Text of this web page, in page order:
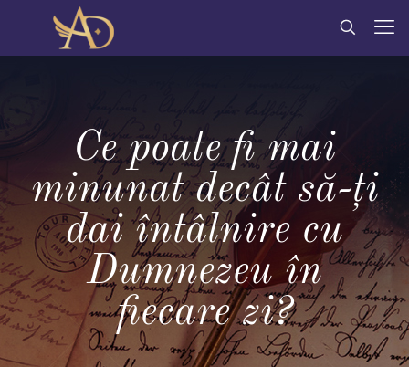
Ce poate fi mai
minunat decât să-ți
dai întâlnire cu
Dumnezeu în
fiecare zi?